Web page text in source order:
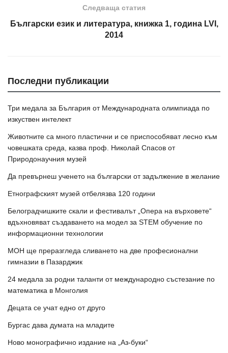
Следваща статия
Български език и литература, книжка 1, година LVI,
2014
Последни публикации
Три медала за България от Международната олимпиада по
изкуствен интелект
Животните са много пластични и се приспособяват лесно към
човешката среда, казва проф. Николай Спасов от
Природонаучния музей
Да превърнеш ученето на български от задължение в желание
Етнографският музей отбелязва 120 години
Белоградчишките скали и фестивалът „Опера на върховете“
вдъхновяват създаването на модел за STEM обучение по
информационни технологии
МОН ще преразгледа сливането на две професионални
гимназии в Пазарджик
24 медала за родни таланти от международно състезание по
математика в Монголия
Децата се учат едно от друго
Бургас дава думата на младите
Ново монографично издание на „Аз-буки“